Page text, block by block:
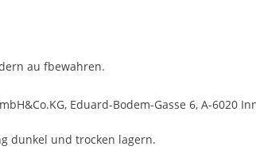
au fbewahren.
Eduard-Bodem-Gasse 6, A-6020
dunkel und trocken lagern.